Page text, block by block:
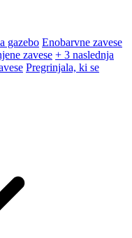
gazebo Enobarvne zavese
zavese + 3 naslednja
Pregrinjala, ki se